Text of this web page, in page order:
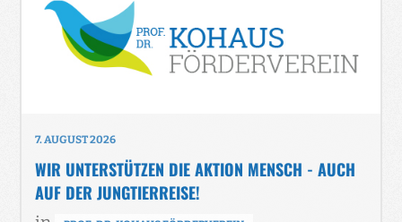
7. AUGUST 2026
WIR UNTERSTÜTZEN DIE AKTION MENSCH - AUCH
AUF DER JUNGTIERREISE!